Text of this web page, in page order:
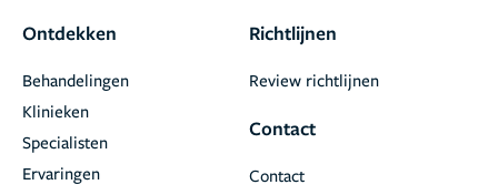
Ontdekken
Behandelingen
Klinieken
Specialisten
Ervaringen
Richtlijnen
Review richtlijnen
Contact
Contact